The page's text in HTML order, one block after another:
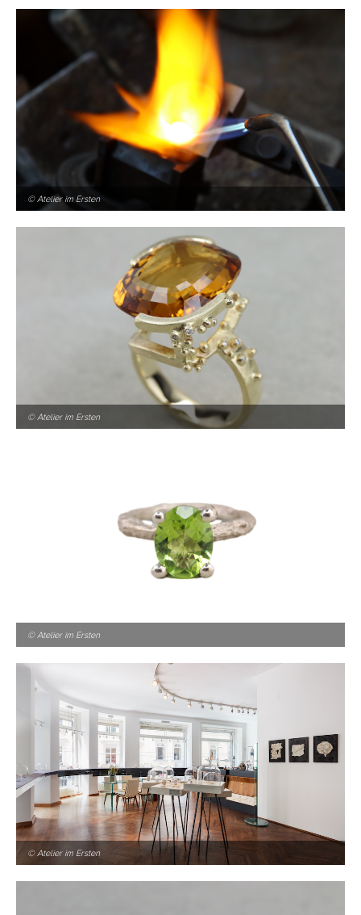
© Atelier im Ersten
© Atelier im Ersten
© Atelier im Ersten
© Atelier im Ersten